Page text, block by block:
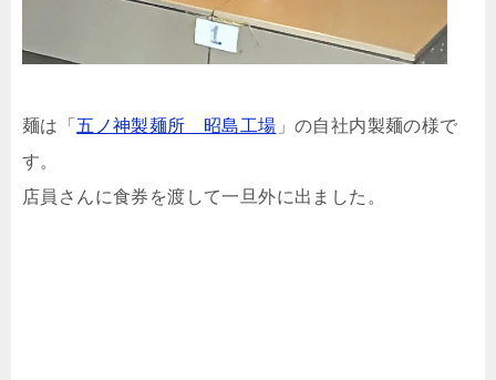
麺は「 五ノ神製麺所 昭島工場 」の自社内製麺の様で
す。
店員さんに食券を渡して一旦外に出ました。